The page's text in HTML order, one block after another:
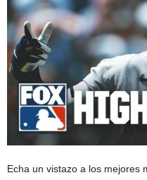
Echa un vistazo a los mejores